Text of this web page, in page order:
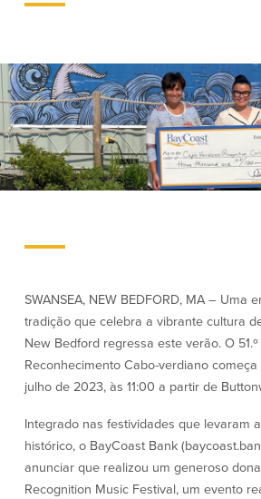
Empréstimos hipotecários
(HELOC)
Empréstimo HEAT
Empréstimo automóvel BayCoast
Pagamentos de empréstimos online
Faça o seu
Outros serviços
Cartão Multibanco/Débito
Câmbio de moeda estrangeira
Empresas
Conta à ordem
Empresarial
Conta à ordem de Análise
Empresarial
Conta
Conta
Mercado
SWANSEA, NEW BEDFORD, MA – Uma
tradição que celebra a vibrante cultura
New Bedford regressa este verão. O
Reconhecimento Cabo-verdiano
julho de 2023, às 11:00 a partir de
Integrado nas festividades que levaram
histórico, o BayCoast Bank
anunciar que realizou um generoso
Recognition Music Festival, um evento